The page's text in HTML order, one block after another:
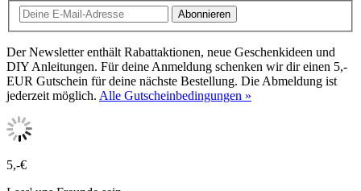
Abonnieren
Der Newsletter enthält Rabattaktionen, neue Geschenkideen und
DIY Anleitungen. Für deine Anmeldung schenken wir dir einen 5,-
EUR Gutschein für deine nächste Bestellung. Die Abmeldung ist
jederzeit möglich. Alle Gutscheinbedingungen »
5,-€